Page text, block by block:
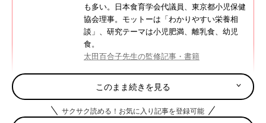
も多い。日本食育学会代議員、東京都小児保健
協会理事。モットーは「わかりやすい栄養相
談」、研究テーマは小児肥満、離乳食、幼児
食。
太田百合子先生の監修記事・書籍
“取り分け離乳食”はメリットがいっぱい！
このまま続きを見る
サクサク読める！お気に入り記事を登録可能